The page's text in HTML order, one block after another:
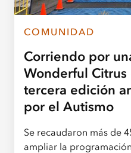
COMUNIDAD
Corriendo por
Wonderful Citrus
tercera edición
por el Autismo
Se recaudaron más de
ampliar la